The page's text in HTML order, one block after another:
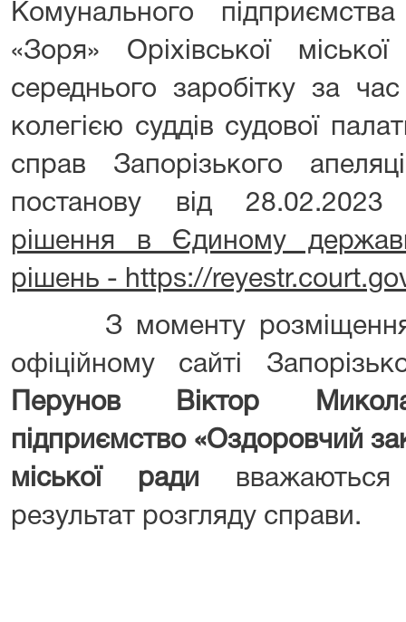
Комунального
«Зоря» Оріхівської
середнього заробітку за
колегією суддів судової
справ Запорізького
постанову від
рішення в Єдиному
рішень - https://
З моменту розміщення
офіційному сайті
Перунов Віктор
підприємство «Оздоровчий
міської ради
результат розгляду справи.